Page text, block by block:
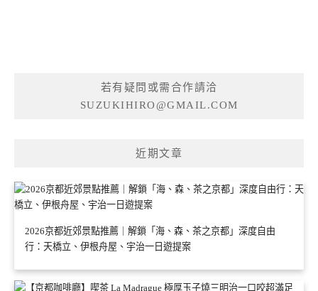
若有疑問或需合作請洽
SUZUKIHIRO@GMAIL.COM
近期文章
2026京都近郊景點推薦｜解鎖「海、森、茶之京都」深度自由
行：天橋立、伊根舟屋、宇治一日遊提案